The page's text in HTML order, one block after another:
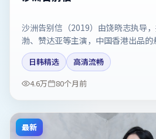
沙洲告别信（2019）由饶晓志执导
渤、赞达亚等主演，中国香港出品
剪辑强化了宿命感。剧情简介与主创
映日期以片方资料为准。
日韩精选
高清流畅
4.6万
80个月前
最新